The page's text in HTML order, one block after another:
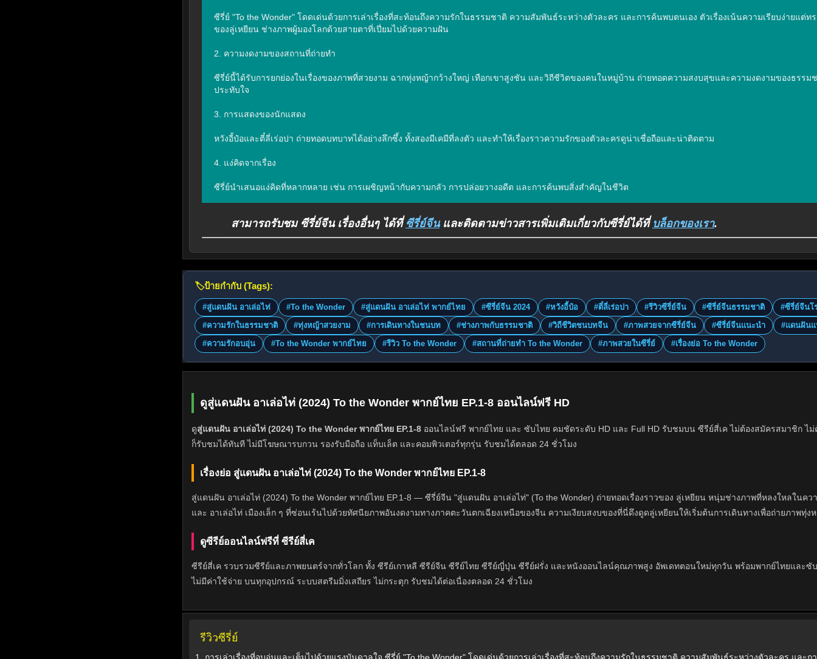
ซีรี่ย์ "To the Wonder" โดดเด่นด้วยการเล่าเรื่องที่สะท้อนถึงความรักในธรรมชาติ ความสัมพันธ์ระหว่างตัวละคร และการค้นพบตนเอง ตัวเรื่องเน้นความเรียบง่ายแต่ท
ของลู่เหยียน ช่างภาพผู้มองโลกด้วยสายตาที่เปี่ยมไปด้วยความฝัน
2. ความงดงามของสถานที่ถ่ายทำ
ซีรี่ย์นี้ได้รับการยกย่องในเรื่องของภาพที่สวยงาม ฉากทุ่งหญ้ากว้างใหญ่ เทือกเขาสูงชัน และวิถีชีวิตของคนในหมู่บ้าน ถ่ายทอดความสงบสุขและความงดงามของธรรม
ประทับใจ
3. การแสดงของนักแสดง
หวังอี้ป๋อและตี๋ลี่เร่อปา ถ่ายทอดบทบาทได้อย่างลึกซึ้ง ทั้งสองมีเคมีที่ลงตัว และทำให้เรื่องราวความรักของตัวละครดูน่าเชื่อถือและน่าติดตาม
4. แง่คิดจากเรื่อง
ซีรี่ย์นำเสนอแง่คิดที่หลากหลาย เช่น การเผชิญหน้ากับความกลัว การปล่อยวางอดีต และการค้นพบสิ่งสำคัญในชีวิต
สามารถรับชม ซีรี่ย์จีน เรื่องอื่นๆ ได้ที่ ซีรี่ย์จีนและติดตามข่าวสารเพิ่มเติมเกี่ยวกับซีรี่ย์ได้ที่ บล็อกของเรา.
🏷️ป้ายกำกับ (Tags):
#สู่แดนฝัน อาเล่อไท่ #To the Wonder #สู่แดนฝัน อาเล่อไท่ พากย์ไทย #ซีรี่ย์จีน 2024 #หวังอี้ป๋อ #ตี๋ลี่เร่อปา #รีวิวซีรี่ย์จีน #ซีรี่ย์จีนธรรมชาติ
#ซีรี่ย์จีนโ
#ความรักในธรรมชาติ
#ทุ่งหญ้าสวยงาม #การเดินทางในชนบท #ช่างภาพกับธรรมชาติ #วิถีชีวิตชนบทจีน #ภาพสวยจากซีรี่ย์จีน #ซีรี่ย์จีนแนะนำ
#แดนฝันแ
#ความรักอบอุ่น
#To the Wonder พากย์ไทย #รีวิว To the Wonder #สถานที่ถ่ายทำ To the Wonder #ภาพสวยในซีรี่ย์ #เรื่องย่อ To the Wonder
ดูสู่แดนฝัน อาเล่อไท่ (2024) To the Wonder พากย์ไทย EP.1-8 ออนไลน์ฟรี HD
ดูสู่แดนฝัน อาเล่อไท่ (2024) To the Wonder พากย์ไทย EP.1-8 ออนไลน์ฟรี พากย์ไทย และ ซับไทย คมชัดระดับ HD และ Full HD รับชมบน ซีรีย์สี่เค ไม่ต้องสมัครสมาชิก ไม่
ก็รับชมได้ทันที ไม่มีโฆษณารบกวน รองรับมือถือ แท็บเล็ต และคอมพิวเตอร์ทุกรุ่น รับชมได้ตลอด 24 ชั่วโมง
เรื่องย่อ สู่แดนฝัน อาเล่อไท่ (2024) To the Wonder พากย์ไทย EP.1-8
สู่แดนฝัน อาเล่อไท่ (2024) To the Wonder พากย์ไทย EP.1-8 — ซีรี่ย์จีน "สู่แดนฝัน อาเล่อไท่" (To the Wonder) ถ่ายทอดเรื่องราวของ ลู่เหยียน หนุ่มช่างภาพที่หลงใหลในค
และ อาเล่อไท่ เมืองเล็ก ๆ ที่ซ่อนเร้นไปด้วยทัศนียภาพอันงดงามทางภาคตะวันตกเฉียงเหนือของจีน ความเงียบสงบของที่นี่ดึงดูดลู่เหยียนให้เริ่มต้นการเดินทางเพื่อถ่ายภาพทุ่ง
ดูซีรีย์ออนไลน์ฟรีที่ ซีรีย์สี่เค
ซีรีย์สี่เค รวบรวมซีรีย์และภาพยนตร์จากทั่วโลก ทั้ง ซีรีย์เกาหลี ซีรีย์จีน ซีรีย์ไทย ซีรีย์ญี่ปุ่น ซีรีย์ฝรั่ง และหนังออนไลน์คุณภาพสูง อัพเดทตอนใหม่ทุกวัน พร้อมพากย์ไทยและ
ไม่มีค่าใช้จ่าย บนทุกอุปกรณ์ ระบบสตรีมมิ่งเสถียร ไม่กระตุก รับชมได้ต่อเนื่องตลอด 24 ชั่วโมง
รีวิวซีรี่ย์
1. การเล่าเรื่องที่อบอุ่นและเต็มไปด้วยแรงบันดาลใจ ซีรี่ย์ "To the Wonder" โดดเด่นด้วยการเล่าเรื่องที่สะท้อนถึงความรักในธรรมชาติ ความสัมพันธ์ระหว่างตัวละคร และก